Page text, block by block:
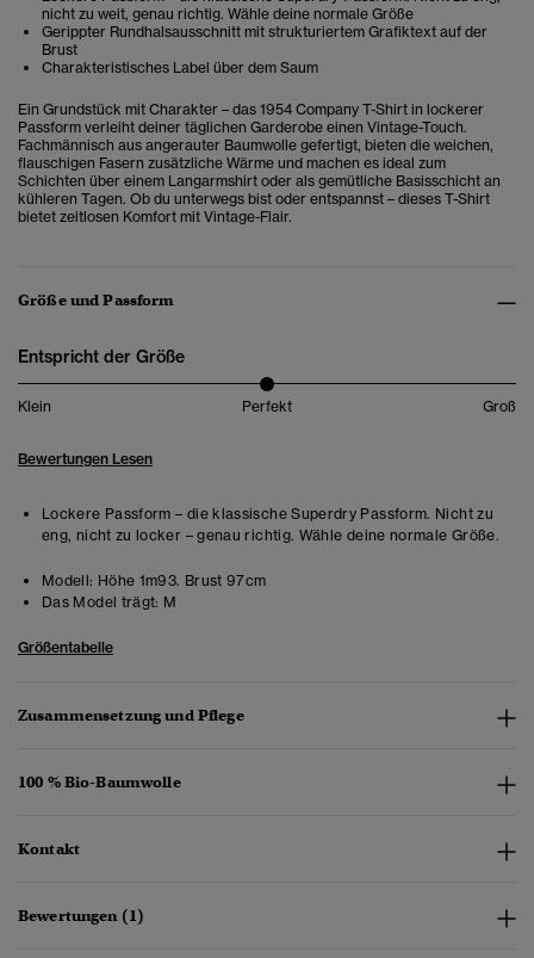
nicht zu weit, genau richtig. Wähle deine normale Größe
Gerippter Rundhalsausschnitt mit strukturiertem Grafiktext auf der
Brust
Charakteristisches Label über dem Saum
Ein Grundstück mit Charakter – das 1954 Company T-Shirt in lockerer
Passform verleiht deiner täglichen Garderobe einen Vintage-Touch.
Fachmännisch aus angerauter Baumwolle gefertigt, bieten die weichen,
flauschigen Fasern zusätzliche Wärme und machen es ideal zum
Schichten über einem Langarmshirt oder als gemütliche Basisschicht an
kühleren Tagen. Ob du unterwegs bist oder entspannst – dieses T-Shirt
bietet zeitlosen Komfort mit Vintage-Flair.
Größe und Passform
Entspricht der Größe
Klein Perfekt Groß
Bewertungen Lesen
Lockere Passform – die klassische Superdry Passform. Nicht zu
eng, nicht zu locker – genau richtig. Wähle deine normale Größe.
Modell: Höhe 1m93. Brust 97cm
Das Model trägt: M
Größentabelle
Zusammensetzung und Pflege
100 % Bio-Baumwolle
Kontakt
Bewertungen (1)